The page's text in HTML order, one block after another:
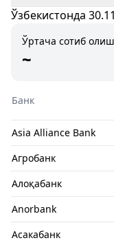
Ўзбекистонда
Ўртача сотиб олиш
~
Банк
Asia Alliance Bank
Агробанк
Алоқабанк
Anorbank
Асакабанк